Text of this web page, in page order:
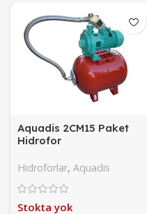
Aquadis 2CM15 Paket
Hidrofor
Hidroforlar, Aquadis
Stokta yok